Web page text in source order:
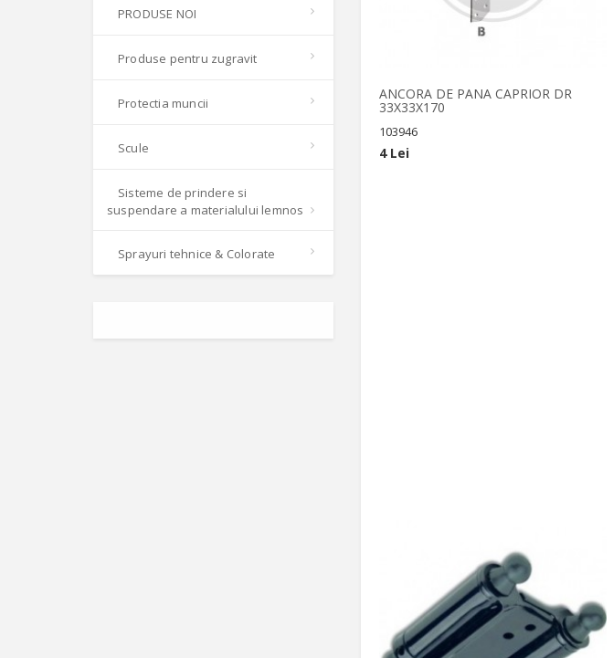
PRODUSE NOI
Produse pentru zugravit
Protectia muncii
Scule
Sisteme de prindere si
suspendare a materialului lemnos
Sprayuri tehnice & Colorate
ANCORA DE PANA CAPRIOR DR
33X33X170
103946
4 Lei